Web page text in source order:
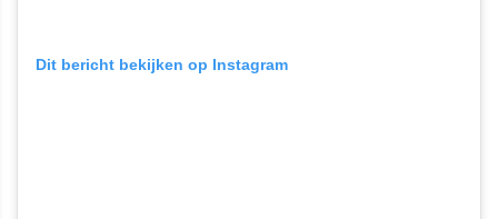
Dit bericht bekijken op Instagram